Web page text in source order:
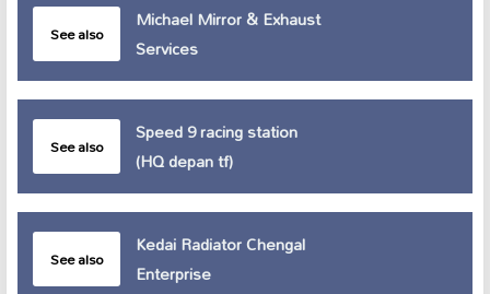
See also
Michael Mirror & Exhaust
Services
See also
Speed 9 racing station
(HQ depan tf)
See also
Kedai Radiator Chengal
Enterprise